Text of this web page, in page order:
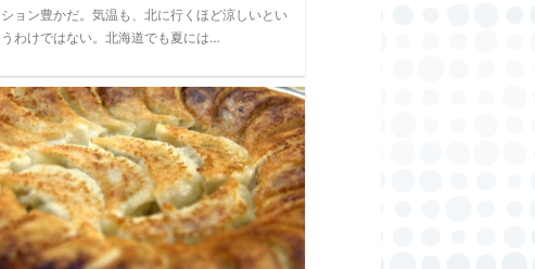
ション豊かだ。気温も、北に行くほど涼しいとい
うわけではない。北海道でも夏には…